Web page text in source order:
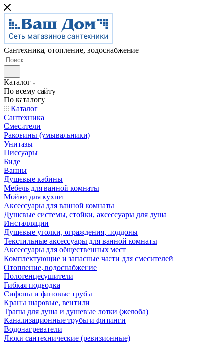
Сантехника, отопление, водоснабжение
Каталог
По всему сайту
По каталогу
Каталог
Сантехника
Смесители
Раковины (умывальники)
Унитазы
Писсуары
Биде
Ванны
Душевые кабины
Мебель для ванной комнаты
Мойки для кухни
Аксессуары для ванной комнаты
Душевые системы, стойки, аксессуары для душа
Инсталляции
Душевые уголки, ограждения, поддоны
Текстильные аксессуары для ванной комнаты
Аксессуары для общественных мест
Комплектующие и запасные части для смесителей
Отопление, водоснабжение
Полотенцесушители
Гибкая подводка
Сифоны и фановые трубы
Краны шаровые, вентили
Трапы для душа и душевые лотки (желоба)
Канализационные трубы и фитинги
Водонагреватели
Люки сантехнические (ревизионные)